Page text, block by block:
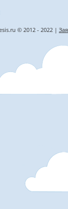
© 2012 - 2022 |